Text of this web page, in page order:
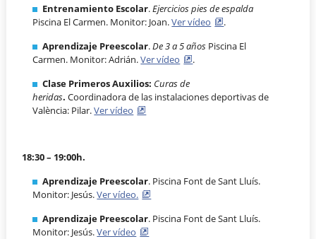
Entrenamiento Escolar.Ejercicios pies de espalda
Piscina El Carmen. Monitor: Joan.Ver vídeo
.
Aprendizaje Preescolar.De 3 a 5 años Piscina El
Carmen. Monitor: Adrián.Ver vídeo
.
Clase Primeros Auxilios: Curas de
heridas. Coordinadora de las instalaciones deportivas de
València: Pilar.Ver vídeo
18:30 – 19:00h.
Aprendizaje Preescolar. Piscina Font de Sant Lluís.
Monitor: Jesús.Ver vídeo.
Aprendizaje Preescolar. Piscina Font de Sant Lluís.
Monitor: Jesús.Ver vídeo